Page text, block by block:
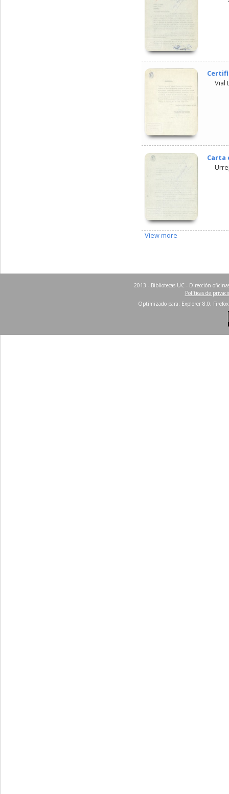
Vial
Carta
View more
2013 - Bibliotecas UC - Dirección
Políticas de
Optimizado para: Explorer 8.0,